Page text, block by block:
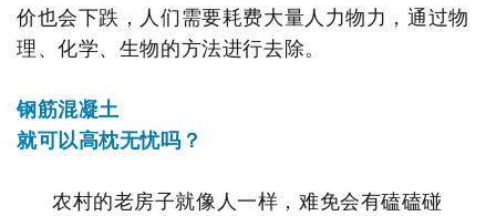
价也会下跌，人们需要耗费大量人力物力，通过物
理、化学、生物的方法进行去除。
钢筋混凝土
就可以高枕无忧吗？
农村的老房子就像人一样，难免会有磕磕碰